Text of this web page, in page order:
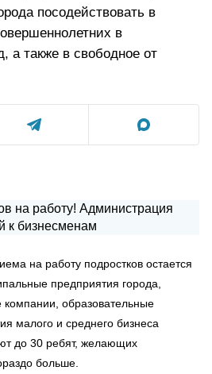
посодействовать в
в
а также в свободное от
на работу подростков остается
предприятия города,
образовательные
малого и среднего бизнеса
до 30 ребят, желающих
больше.